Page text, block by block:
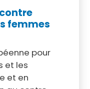
femmes
pour
et les
et en